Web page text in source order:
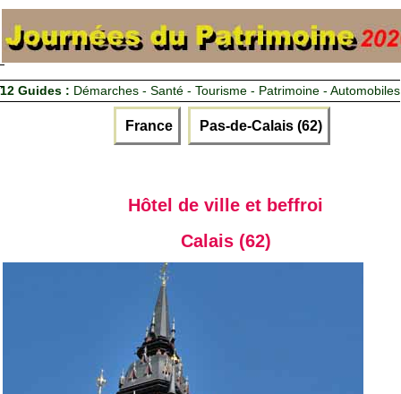
12 Guides : Démarches - Santé - Tourisme - Patrimoine - Automobiles
France Pas-de-Calais (62)
Hôtel de ville et beffroi
Calais (62)